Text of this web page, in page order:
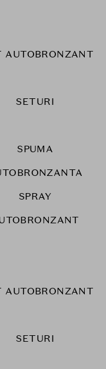
AUTOBRONZANT
SETURI
SPUMA
SPRAY
AUTOBRONZANT
SETURI